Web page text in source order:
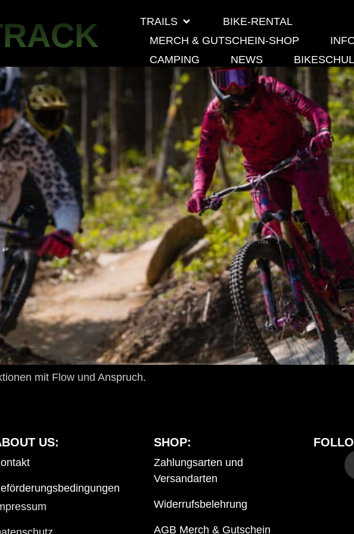
TRAILS
BIKE-RENTAL
MERCH & GUTSCHEIN-SHOP
CAMPING
NEWS
mit Flow und Anspruch.
US: SHOP:
Zahlungsarten und
Versandarten
Widerrufsbelehrung
AGB Merch & Gutschein